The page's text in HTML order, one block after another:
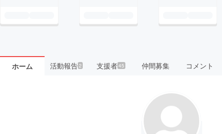
ホーム 活動報告2 支援者45 仲間募集 コメント